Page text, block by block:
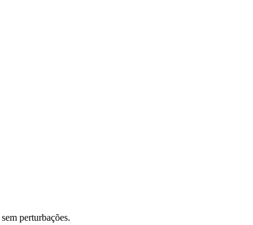
perturbações.